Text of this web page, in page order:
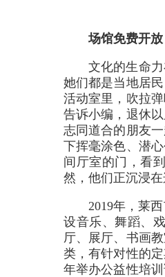
场馆免费开
文化的生命
她们都是当地居
活动室里，吹拉
告诉小编，退休
志同道合的朋友
下挥毫涂色、潜
间厅室的门，看
然，他们正沉浸在
2019年，莱
设音乐、舞蹈、
厅、展厅、书画
类，有针对性的
年举办公益性培